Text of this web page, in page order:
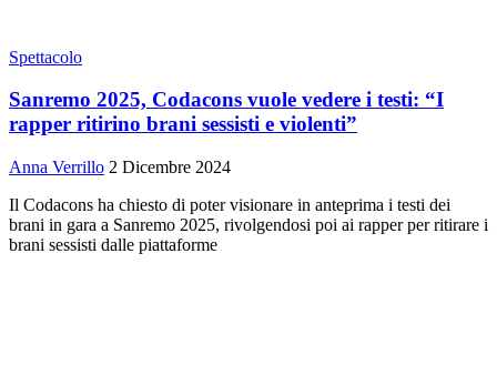
Spettacolo
Sanremo 2025, Codacons vuole vedere i testi: “I
rapper ritirino brani sessisti e violenti”
Anna Verrillo 2 Dicembre 2024
Il Codacons ha chiesto di poter visionare in anteprima i testi dei
brani in gara a Sanremo 2025, rivolgendosi poi ai rapper per ritirare i
brani sessisti dalle piattaforme